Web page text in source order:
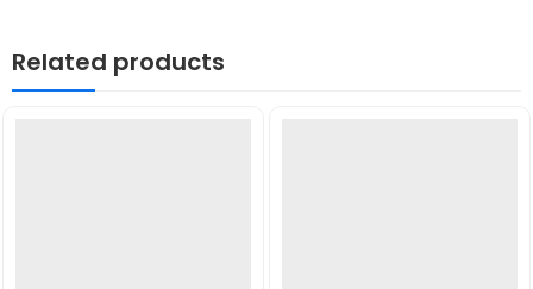
Related products